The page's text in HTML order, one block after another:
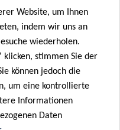
Fortschritte in
der Forschung
zu
bei Kindern
10 Sep. 2025
Identifizierung
Website, um Ihnen
indem wir uns an
wiederholen.
klicken, stimmen Sie der
können jedoch die
um eine kontrollierte
Informationen
Daten